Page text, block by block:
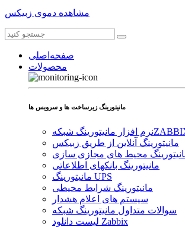
مشاهده دموی زبیکس
صفحه‌اصلی
محصولات
مانیتورینگ زیرساخت ها و سرویس ها
نرم افزار مانیتورینگ شبکه
مانیتورینگ آنلاین از طریق زبیکس
محیط های مجازی سازی
مانیتورینگ بانکهای اطلاعاتی
مانیتورینگ UPS
مانیتورینگ شرایط محیطی
سیستم های اعلام هشدار
سوالات متداول مانیتورینگ شبکه
لیست دانلود Zabbix